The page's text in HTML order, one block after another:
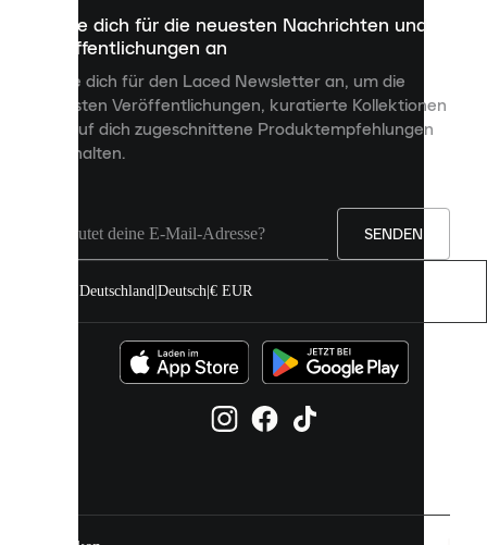
Melde dich für die neuesten Nachrichten und
Veröffentlichungen an
Melde dich für den Laced Newsletter an, um die
neuesten Veröffentlichungen, kuratierte Kollektionen
und auf dich zugeschnittene Produktempfehlungen
zu erhalten.
SENDEN
Deutschland Deutsch € EUR
dienen,
Inhalte
anzuzeigen
deine